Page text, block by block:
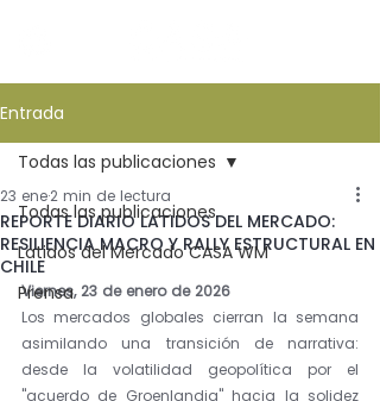
Entrada
Todas las publicaciones
Latidos del Mercado CASA WM
Prensa
Todas las publicaciones
REPORTE DIARIO LATIDOS DEL MERCADO:
RESILIENCIA MACRO Y RALLY ESTRUCTURAL EN
CHILE
23 ene2 min de lectura
Viernes, 23 de enero de 2026
Los mercados globales cierran la semana
asimilando una transición de narrativa:
desde la volatilidad geopolítica por el
"acuerdo de Groenlandia" hacia la solidez